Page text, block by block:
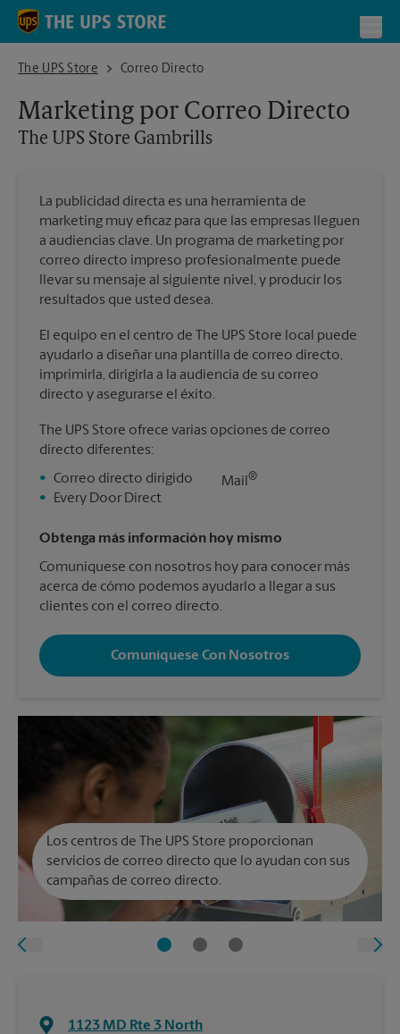
Skip to content
Return to Nav
The UPS Store
The UPS Store GambrillsCorreo Directo
Marketing por Correo Directo
The UPS Store Gambrills
La publicidad directa es una herramienta de
marketing muy eficaz para que las empresas lleguen
a audiencias clave. Un programa de marketing por
correo directo impreso profesionalmente puede
llevar su mensaje al siguiente nivel, y producir los
resultados que usted desea.
El equipo en el centro de The UPS Store local puede
ayudarlo a diseñar una plantilla de correo directo,
imprimirla, dirigirla a la audiencia de su correo
directo y asegurarse el éxito.
The UPS Store ofrece varias opciones de correo
directo diferentes:
• Correo directo dirigido
•
Every Door Direct
Mail ®
Obtenga más información hoy mismo
Comuníquese con nosotros hoy para conocer más
acerca de cómo podemos ayudarlo a llegar a sus
clientes con el correo directo.
Comuníquese Con Nosotros
Los centros de The UPS Store proporcionan
servicios de correo directo que lo ayudan con sus
campañas de correo directo.
1123 MD Rte 3 North